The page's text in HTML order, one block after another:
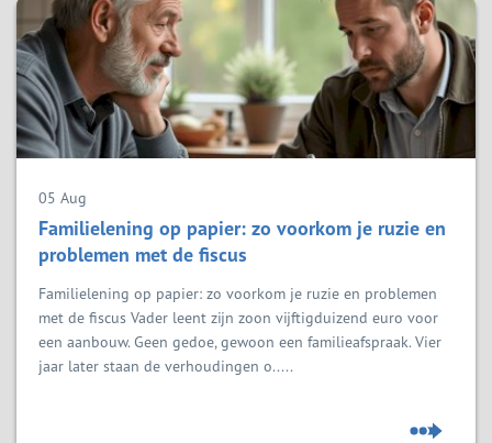
05 Aug
Familielening op papier: zo voorkom je ruzie en
problemen met de fiscus
Familielening op papier: zo voorkom je ruzie en problemen
met de fiscus Vader leent zijn zoon vijftigduizend euro voor
een aanbouw. Geen gedoe, gewoon een familieafspraak. Vier
jaar later staan de verhoudingen o.....